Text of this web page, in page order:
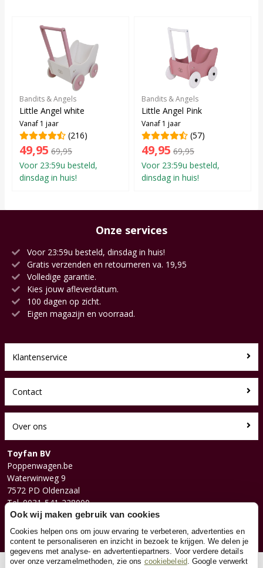
Bandits & Angels
Little Angel white
Vanaf 1 jaar
(216)
49,95 69,95
Voor 23:59u besteld,
dinsdag in huis!
Bandits & Angels
Little Angel Pink
Vanaf 1 jaar
(57)
49,95 69,95
Voor 23:59u besteld,
dinsdag in huis!
Onze services
Voor 23:59u besteld, dinsdag in huis!
Gratis verzenden en retourneren va. 19,95
Volledige garantie.
Kies jouw afleverdatum.
100 dagen op zicht.
Eigen magazijn en voorraad.
Klantenservice
Contact
Over ons
Toyfan BV
Poppenwagen.be
Waterwinweg 9
7572 PD Oldenzaal
Tel. 0031-541-228000
Facebook
Instagram
Ook wij maken gebruik van cookies
Cookies helpen ons om jouw ervaring te verbeteren, advertenties en
content te personaliseren en inzicht in bezoek te krijgen. We delen je
gegevens met analyse- en advertentiepartners. Voor verdere details
over onze verzamelmethoden, zie ons cookiebeleid. Google verwerkt